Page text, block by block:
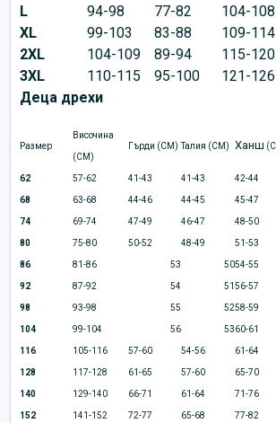
L
94-98 77-82
104-108
XL
99-103 83-88
109-114
2XL
104-109 89-94
115-120
3XL
110-115 95-100
121-126
Деца дрехи
Размер
Височина
(CM)
Гърди (CM) Талия (CM) Ханш
62 57-62 41-43 41-43 42-44
68 63-68 44-46 44-45 45-47
74 69-74 47-49 46-47 48-50
80 75-80 50-52 48-49 51-53
86 81-86 53 5054-55
92 87-92 54 5156-57
98 93-98 55 5258-59
104 99-104 56 5360-61
116 105-116 57-60 54-56 61-64
128 117-128 61-65 57-60 65-70
140 129-140 66-71 61-64 71-76
152 141-152 72-77 65-68 77-82